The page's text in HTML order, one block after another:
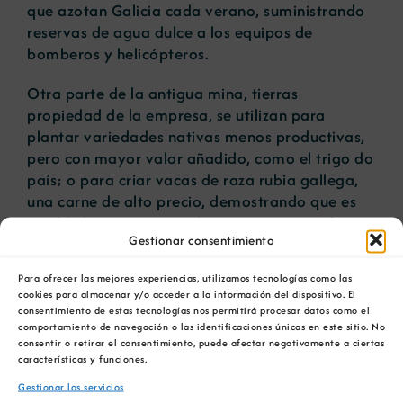
Gestionar consentimiento
Para ofrecer las mejores experiencias, utilizamos tecnologías como las
cookies para almacenar y/o acceder a la información del dispositivo. El
consentimiento de estas tecnologías nos permitirá procesar datos como el
comportamiento de navegación o las identificaciones únicas en este sitio. No
consentir o retirar el consentimiento, puede afectar negativamente a ciertas
características y funciones.
Gestionar los servicios
que azotan Galicia cada verano, suministrando
reservas de agua dulce a los equipos de
bomberos y helicópteros.
Otra parte de la antigua mina, tierras
propiedad de la empresa, se utilizan para
plantar variedades nativas menos productivas,
pero con mayor valor añadido, como el trigo do
país; o para criar vacas de raza rubia gallega,
una carne de alto precio, demostrando que es
posible la coexistencia de minería y agricultura.
Artículos relacionados
La COMG reúne a
dos líderes
empresarias con
motivo de su
La OIPE y el
CRETUS